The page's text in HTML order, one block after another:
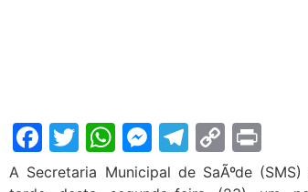
Facebook
Twitter
WhatsApp
Messenger
Telegram
Copy
Link
A Secretaria Municipal de SaÃºde